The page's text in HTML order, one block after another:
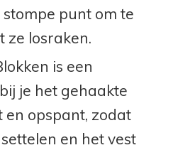
punt om te
ze losraken.
is een
je het gehaakte
en opspant, zodat
en het vest